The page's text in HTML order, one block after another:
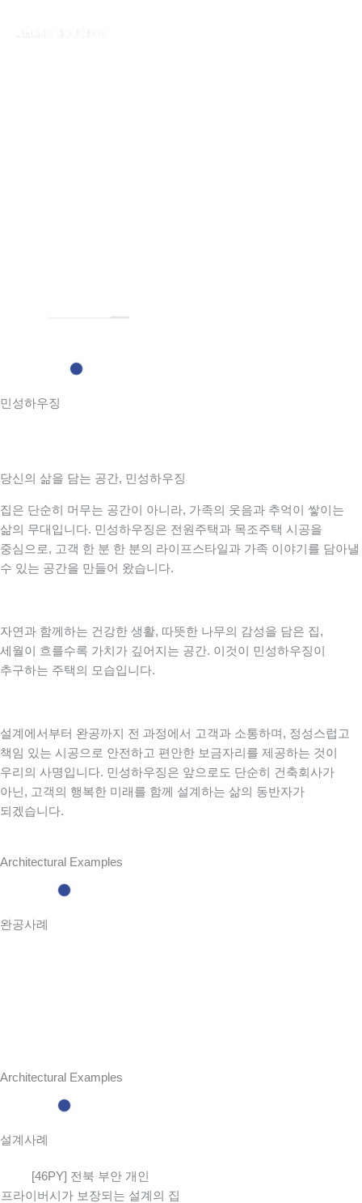
민성하우징
당신의 삶을 담는 공간, 민성하우징
집은 단순히 머무는 공간이 아니라, 가족의 웃음과 추억이 쌓이는
삶의 무대입니다. 민성하우징은 전원주택과 목조주택 시공을
중심으로, 고객 한 분 한 분의 라이프스타일과 가족 이야기를 담아낼
수 있는 공간을 만들어 왔습니다.
자연과 함께하는 건강한 생활, 따뜻한 나무의 감성을 담은 집,
세월이 흐를수록 가치가 깊어지는 공간. 이것이 민성하우징이
추구하는 주택의 모습입니다.
설계에서부터 완공까지 전 과정에서 고객과 소통하며, 정성스럽고
책임 있는 시공으로 안전하고 편안한 보금자리를 제공하는 것이
우리의 사명입니다. 민성하우징은 앞으로도 단순히 건축회사가
아닌, 고객의 행복한 미래를 함께 설계하는 삶의 동반자가
되겠습니다.
Architectural Examples
완공사례
Architectural Examples
설계사례
[46PY] 전북 부안 개인
프라이버시가 보장되는 설계의 집